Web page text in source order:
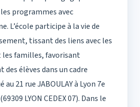
programmes avec
L’école participe à la vie de
tissant des liens avec les
les familles, favorisant
des élèves dans un cadre
21 rue JABOULAY à Lyon 7e
LYON CEDEX 07). Dans le